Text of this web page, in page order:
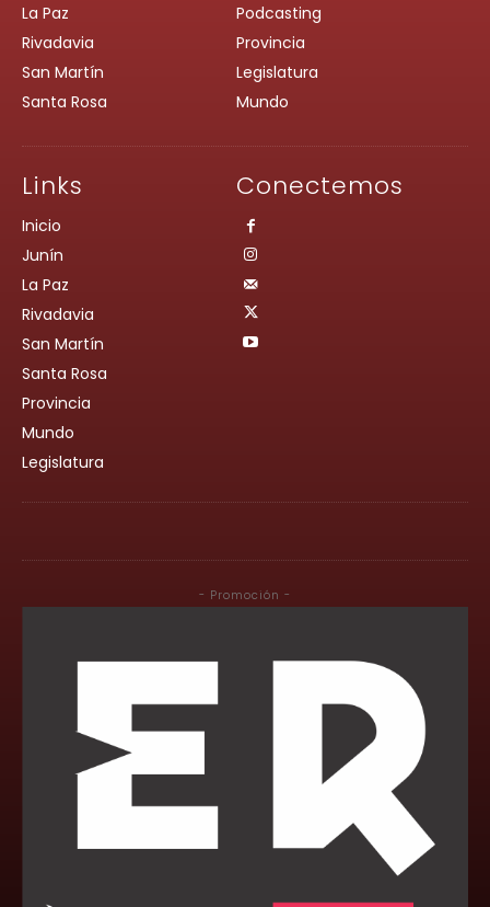
La Paz
Rivadavia
San Martín
Santa Rosa
Podcasting
Provincia
Legislatura
Mundo
Links
Inicio
Junín
La Paz
Rivadavia
San Martín
Santa Rosa
Provincia
Mundo
Legislatura
Conectemos
- Promoción -